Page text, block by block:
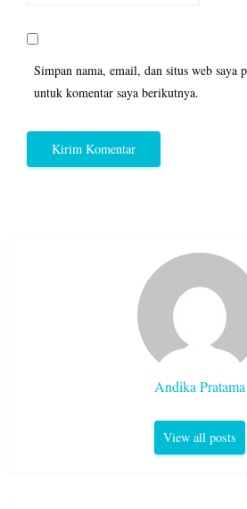
Simpan nama, email, dan situs web saya
untuk komentar saya berikutnya.
Andika Pratama
View all posts